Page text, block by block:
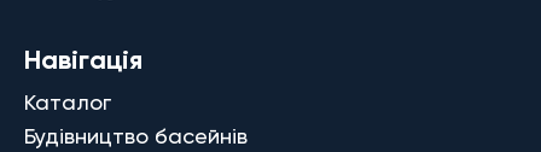
Навігація
Каталог
Будівництво басейнів